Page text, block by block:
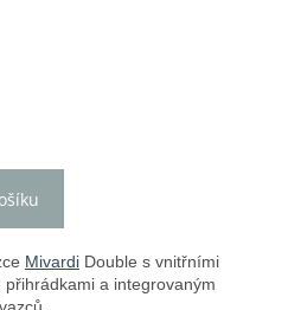
Mivardi Double s vnitřními
a integrovaným